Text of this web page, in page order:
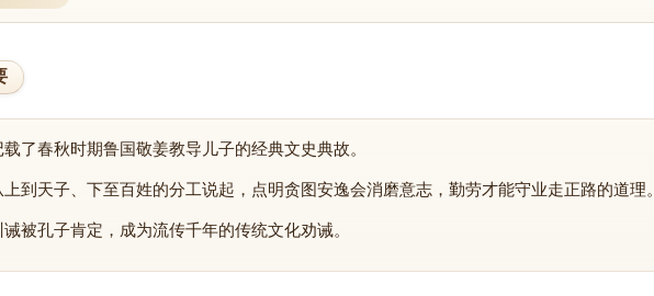
了春秋时期鲁国敬姜教导儿子的经典文史典故。
到天子、下至百姓的分工说起，点明贪图安逸会消磨意志，勤劳才能守业走正路的道理。
被孔子肯定，成为流传千年的传统文化劝诫。